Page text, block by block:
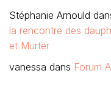
Stéphanie Arnould
la rencontre des
et Murter
vanessa dans Forum